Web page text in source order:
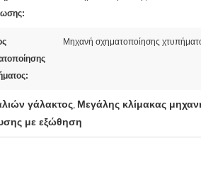
Μηχανή σχηματοποίησης
γάλακτος, Μεγάλης κλίμακας
με εξώθηση